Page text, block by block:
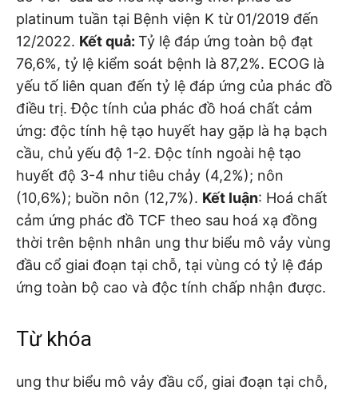
platinum tuần tại Bệnh viện K từ 01/2019 đến
12/2022. Kết quả: Tỷ lệ đáp ứng toàn bộ đạt
76,6%, tỷ lệ kiểm soát bệnh là 87,2%. ECOG là
yếu tố liên quan đến tỷ lệ đáp ứng của phác đồ
điều trị. Độc tính của phác đồ hoá chất cảm
ứng: độc tính hệ tạo huyết hay gặp là hạ bạch
cầu, chủ yếu độ 1-2. Độc tính ngoài hệ tạo
huyết độ 3-4 như tiêu chảy (4,2%); nôn
(10,6%); buồn nôn (12,7%). Kết luận: Hoá chất
cảm ứng phác đồ TCF theo sau hoá xạ đồng
thời trên bệnh nhân ung thư biểu mô vảy vùng
đầu cổ giai đoạn tại chỗ, tại vùng có tỷ lệ đáp
ứng toàn bộ cao và độc tính chấp nhận được.
Từ khóa
ung thư biểu mô vảy đầu cổ, giai đoạn tại chỗ,